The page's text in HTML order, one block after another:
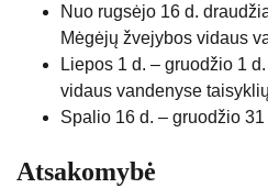
Nuo rugsėjo 16 d.
Mėgėjų žvejybos vidaus
Liepos 1 d. – gruodžio 1
vidaus vandenyse
Spalio 16 d. – gruodžio
Atsakomybė